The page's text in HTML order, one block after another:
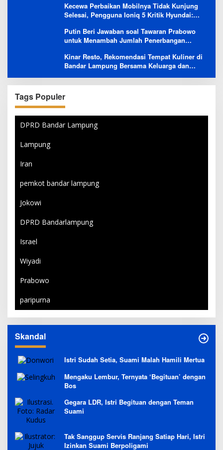
Kecewa Perbaikan Mobilnya Tidak Kunjung
Selesai, Pengguna Ioniq 5 Kritik Hyundai:
Sales
Putin Beri Jawaban soal Tawaran Prabowo
untuk Menambah Jumlah Penerbangan
Kinar Resto, Rekomendasi Tempat Kuliner di
Bandar Lampung Bersama Keluarga dan
Tags Populer
DPRD Bandar Lampung
Lampung
Iran
pemkot bandar lampung
Jokowi
DPRD Bandarlampung
Israel
Wiyadi
Prabowo
paripurna
Skandal
Istri Sudah Setia, Suami Malah Hamili Mertua
Mengaku Lembur, Ternyata ‘Begituan’ dengan
Bos
Gegara LDR, Istri Begituan dengan Teman
Suami
Tak Sanggup Servis Ranjang Satiap Hari, Istri
Izinkan Suami Berpoligami